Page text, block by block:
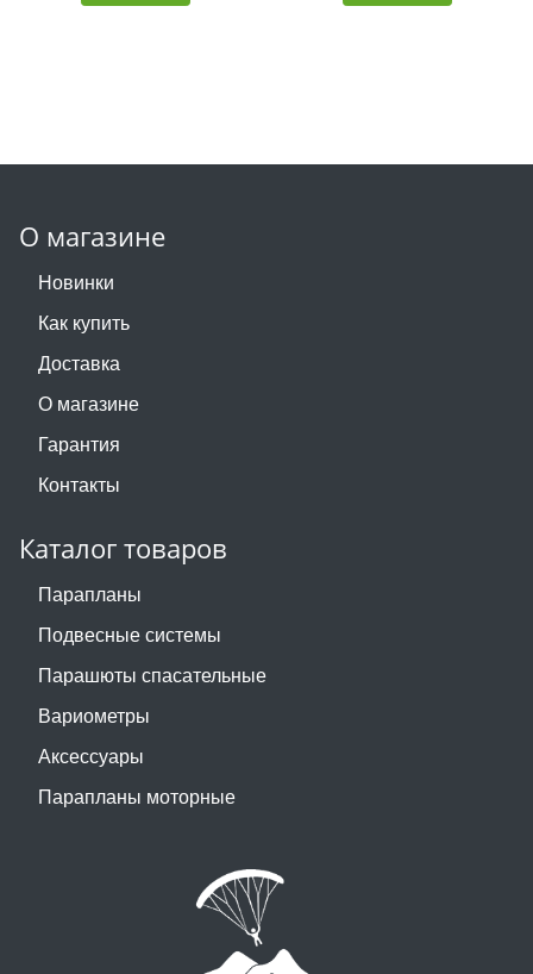
О магазине
Новинки
Как купить
Доставка
О магазине
Гарантия
Контакты
Каталог товаров
Парапланы
Подвесные системы
Парашюты спасательные
Вариометры
Аксессуары
Парапланы моторные